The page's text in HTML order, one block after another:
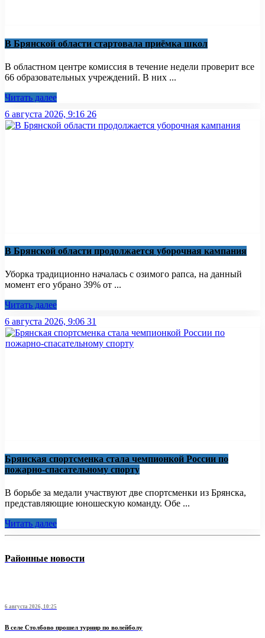
В Брянской области стартовала приёмка школ
В областном центре комиссия в течение недели проверит все
66 образовательных учреждений. В них ...
Читать далее
6 августа 2026, 9:16 26
В Брянской области продолжается уборочная кампания
Уборка традиционно началась с озимого рапса, на данный
момент его убрано 39% от ...
Читать далее
6 августа 2026, 9:06 31
Брянская спортсменка стала чемпионкой России по
пожарно-спасательному спорту
В борьбе за медали участвуют две спортсменки из Брянска,
представляющие юношескую команду. Обе ...
Читать далее
Районные новости
6 августа 2026, 10:25
В селе Столбово прошел турнир по волейболу